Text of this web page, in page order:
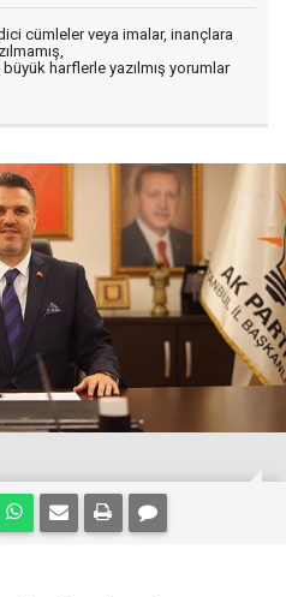
cümleler veya imalar, inançlara
harflerle yazılmış yorumlar